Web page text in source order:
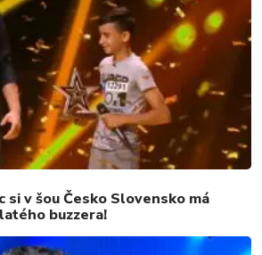
si v šou Česko Slovensko má
buzzera!